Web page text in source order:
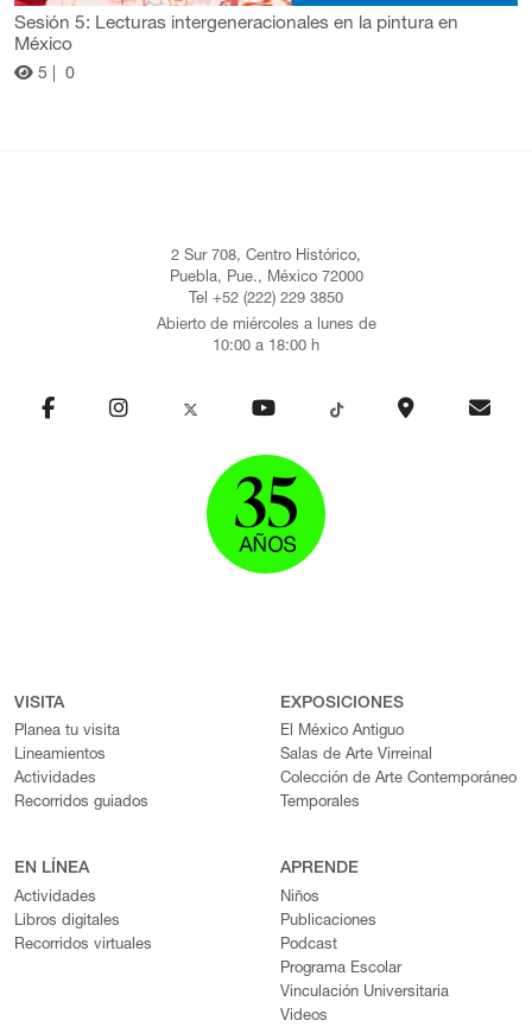
Sesión 5: Lecturas intergeneracionales en la pintura en
México
5 | 0
2 Sur 708, Centro Histórico,
Puebla, Pue., México 72000
Tel +52 (222) 229 3850
Abierto de miércoles a lunes de
10:00 a 18:00 h
VISITA
Planea tu visita
Lineamientos
Actividades
Recorridos guiados
EXPOSICIONES
El México Antiguo
Salas de Arte Virreinal
Colección de Arte Contemporáneo
Temporales
EN LÍNEA
Actividades
Libros digitales
Recorridos virtuales
APRENDE
Niños
Publicaciones
Podcast
Programa Escolar
Vinculación Universitaria
Videos